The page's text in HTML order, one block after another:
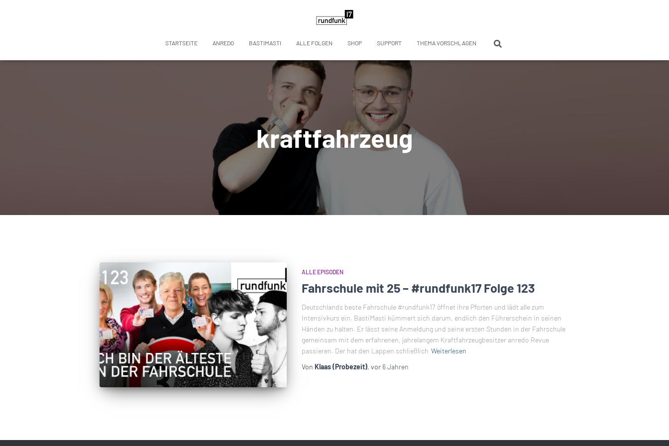
STARTSEITE ANREDO BASTIMASTI ALLE FOLGEN SHOP SUPPORT THEMA VORSCHLAGEN
kraftfahrzeug
ALLE EPISODEN
Fahrschule mit 25 – #rundfunk17 Folge 123
Deutschlands beste Fahrschule #rundfunk17 öffnet ihre Pforten und lädt alle zum
Intensivkurs ein. BastiMasti kümmert sich darum, endlich den Führerschein in seinen
Händen zu halten. Er lässt seine Anmeldung und seine ersten Stunden in der Fahrschule
gemeinsam mit dem erfahrenen, jahrelangem Kraftfahrzeugbesitzer anredo Revue
passieren. Der hat den Lappen schließlich Weiterlesen
Von Klaas (Probezeit), vor 6 Jahren